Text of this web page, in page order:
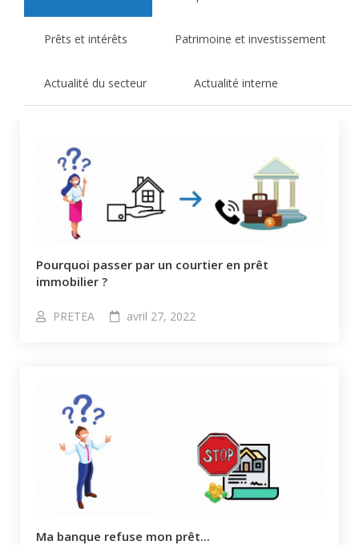
Prêts et intérêts Patrimoine et investissement
Actualité du secteur Actualité interne
Pourquoi passer par un courtier en prêt
immobilier ?
PRETEA avril 27, 2022
Ma banque refuse mon prêt...